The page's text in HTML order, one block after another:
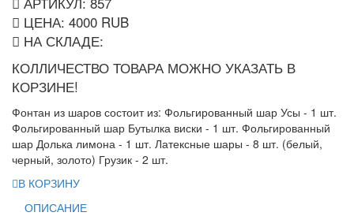
ЦЕНА: 4000 RUB
НА СКЛАДЕ:
КОЛЛИЧЕСТВО ТОВАРА МОЖНО УКАЗАТЬ В
КОРЗИНЕ!
Фонтан из шаров состоит из: Фольгированный шар Усы - 1 шт.
Фольгированный шар Бутылка виски - 1 шт. Фольгированный
шар Долька лимона - 1 шт. Латексные шары - 8 шт. (белый,
черный, золото) Грузик - 2 шт.
В КОРЗИНУ
ОПИСАНИЕ